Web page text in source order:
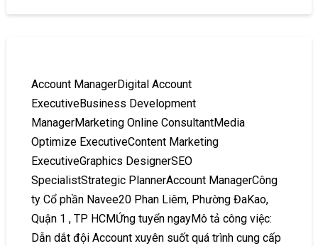
Account ManagerDigital Account
ExecutiveBusiness Development
ManagerMarketing Online ConsultantMedia
Optimize ExecutiveContent Marketing
ExecutiveGraphics DesignerSEO
SpecialistStrategic PlannerAccount ManagerCông
ty Cổ phần Navee20 Phan Liêm, Phường ĐaKao,
Quận 1 , TP HCMỨng tuyển ngayMô tả công việc:
Dẫn dắt đội Account xuyên suốt quá trình cung cấp